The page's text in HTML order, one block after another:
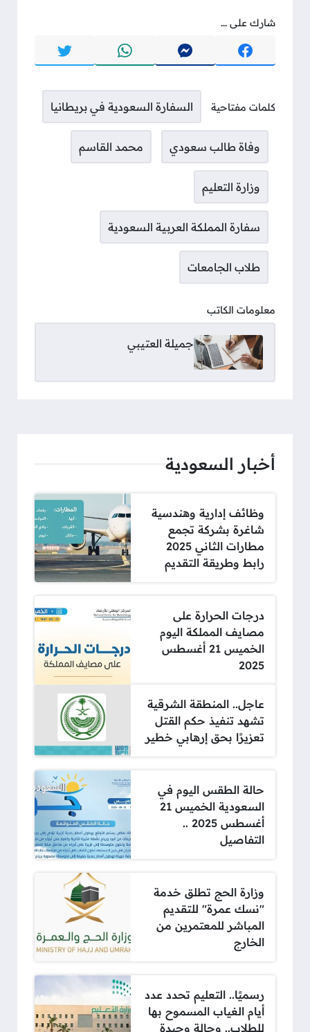
شارك على ...
كلمات مفتاحية السفارة السعودية في بريطانيا
وفاة طالب سعودي محمد القاسم
وزارة التعليم
سفارة المملكة العربية السعودية
طلاب الجامعات
معلومات الكاتب
جميلة العتيبي
أخبار السعودية
وظائف إدارية وهندسية
شاغرة بشركة تجمع
مطارات الثاني 2025
رابط وطريقة التقديم
درجات الحرارة على
مصايف المملكة اليوم
الخميس 21 أغسطس
2025
عاجل.. المنطقة الشرقية
تشهد تنفيذ حكم القتل
تعزيرًا بحق إرهابي خطير
حالة الطقس اليوم في
السعودية الخميس 21
أغسطس 2025 ..
التفاصيل
وزارة الحج تطلق خدمة
"نسك عمرة" للتقديم
المباشر للمعتمرين من
الخارج
رسميًا.. التعليم تحدد عدد
أيام الغياب المسموح بها
للطلاب.. وحالة وحيدة